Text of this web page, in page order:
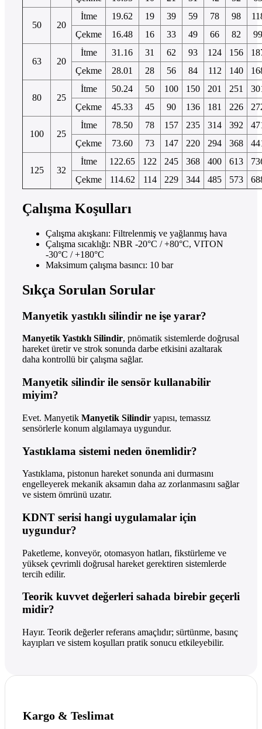
50 20
İtme 19.62 19 39 59 78 98
Çekme
16.48 16 33 49 66 82 99
63 20
İtme 31.16 31 62 93 124 156
Çekme
28.01 28 56 84 112 140
80 25
İtme 50.24 50 100 150 201 251
Çekme
45.33 45 90 136 181 226
100 25
İtme 78.50 78 157 235 314 392
Çekme
73.60 73 147 220 294 368
125 32
İtme 122.65 122 245 368 400 613
Çekme
114.62 114 229 344 485 573
Çalışma Koşulları
Çalışma akışkanı: Filtrelenmiş ve yağlanmış hava
Çalışma sıcaklığı: NBR -20°C / +80°C, VITON
-30°C / +180°C
Maksimum çalışma basıncı: 10 bar
Sıkça Sorulan Sorular
Manyetik yastıklı silindir ne işe yarar?
Manyetik Yastıklı Silindir, pnömatik sistemlerde doğrusal
hareket üretir ve strok sonunda darbe etkisini azaltarak
daha kontrollü bir çalışma sağlar.
Manyetik silindir ile sensör kullanabilir
miyim?
Evet. Manyetik Manyetik Silindir yapısı, temassız
sensörlerle konum algılamaya uygundur.
Yastıklama sistemi neden önemlidir?
Yastıklama, pistonun hareket sonunda ani durmasını
engelleyerek mekanik aksamın daha az zorlanmasını sağlar
ve sistem ömrünü uzatır.
KDNT serisi hangi uygulamalar için
uygundur?
Paketleme, konveyör, otomasyon hatları, fikstürleme ve
yüksek çevrimli doğrusal hareket gerektiren sistemlerde
tercih edilir.
Teorik kuvvet değerleri sahada birebir geçerli
midir?
Hayır. Teorik değerler referans amaçlıdır; sürtünme, basınç
kayıpları ve sistem koşulları pratik sonucu etkileyebilir.
Kargo & Teslimat